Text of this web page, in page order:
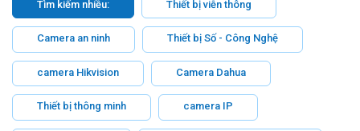
Tìm kiếm nhiều: Thiết bị viễn thông
Camera an ninh Thiết bị Số - Công Nghệ
camera Hikvision Camera Dahua
Thiết bị thông minh camera IP